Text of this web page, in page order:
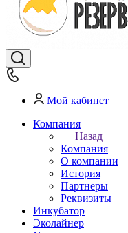
Мой кабинет
Компания
Назад
Компания
О компании
История
Партнеры
Реквизиты
Инкубатор
Эколайнер